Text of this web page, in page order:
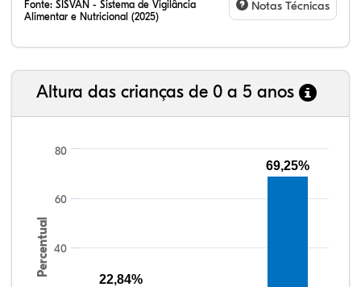
Fonte: SISVAN - Sistema de Vigilância
Alimentar e Nutricional (2025)
Notas Técnicas
Altura das crianças de 0 a 5 anos
Percentual 40
60
80
22,84%
69,25%